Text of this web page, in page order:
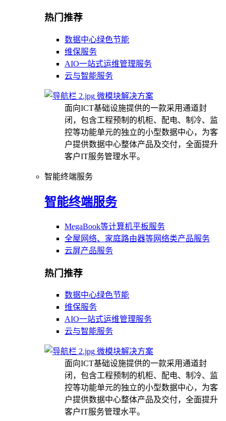
热门推荐
数据中心绿色节能
维保服务
AIO一站式运维管理服务
云与智能服务
微模块解决方案
面向ICT基础设施提供的一款采用通道封
闭，包含工程预制的机柜、配电、制冷、监
控等功能单元的独立的小型数据中心，为客
户提供数据中心整体产品及交付，全面提升
客户IT服务管理水平。
智能终端服务
智能终端服务
MegaBook等计算机平板服务
全屋网络、家庭路由器等网络类产品服务
云屏产品服务
热门推荐
数据中心绿色节能
维保服务
AIO一站式运维管理服务
云与智能服务
微模块解决方案
面向ICT基础设施提供的一款采用通道封
闭，包含工程预制的机柜、配电、制冷、监
控等功能单元的独立的小型数据中心，为客
户提供数据中心整体产品及交付，全面提升
客户IT服务管理水平。